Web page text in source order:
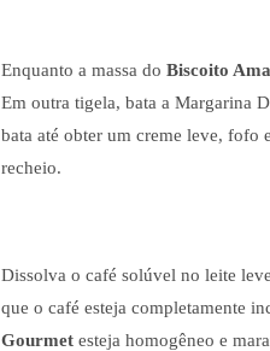
Enquanto a massa do Biscoito
Em outra tigela, bata a Margarina
bata até obter um creme leve, fofo
recheio.
Dissolva o café solúvel no leite
que o café esteja completamente
Gourmet esteja homogêneo e